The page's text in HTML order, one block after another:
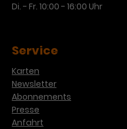
Di. - Fr. 10:00 - 16:00 Uhr
Service
Karten
Newsletter
Abonnements
Presse
Anfahrt